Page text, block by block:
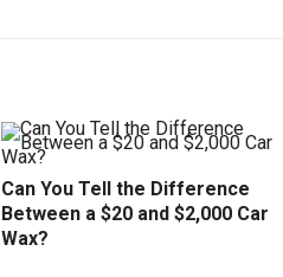
Can You Tell the Difference
Between a $20 and $2,000 Car
Wax?